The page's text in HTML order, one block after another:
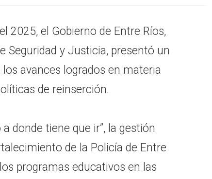
2025, el Gobierno de Entre Ríos,
Seguridad y Justicia, presentó un
avances logrados en materia
de reinserción.
donde tiene que ir”, la gestión
de la Policía de Entre
programas educativos en las